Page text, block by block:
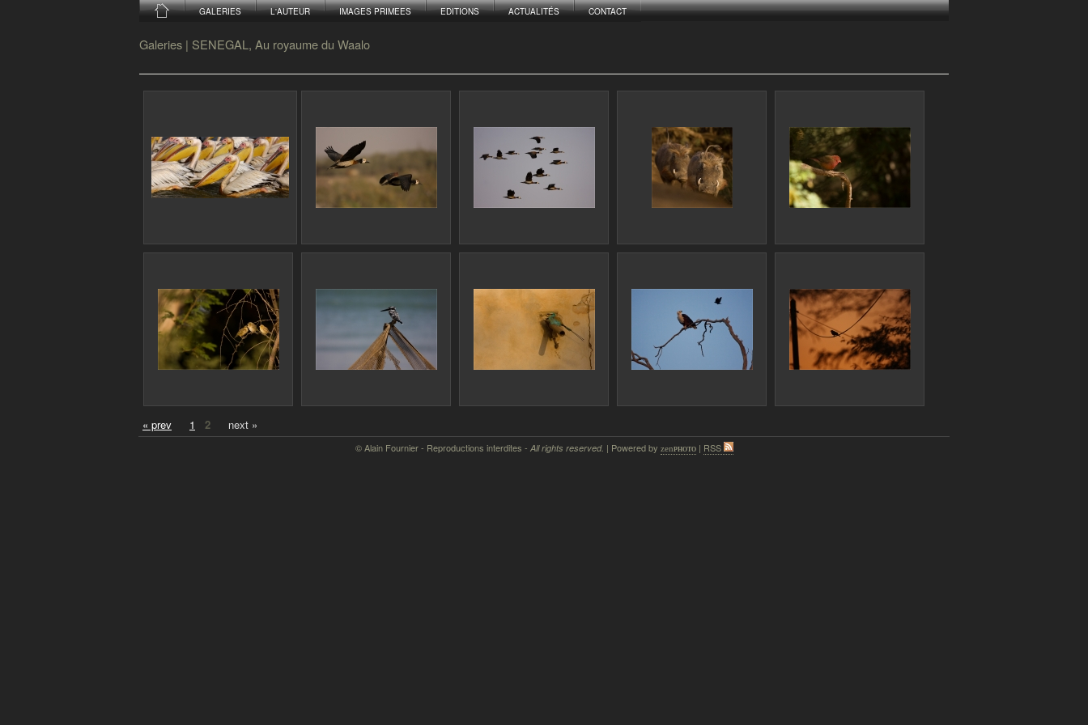
GALERIES L'AUTEUR IMAGES PRIMEES EDITIONS ACTUALITÉS CONTACT
Galeries | SENEGAL, Au royaume du Waalo
« prev 1 2 next »
© Alain Fournier - Reproductions interdites - All rights reserved. | Powered by zenphoto| RSS